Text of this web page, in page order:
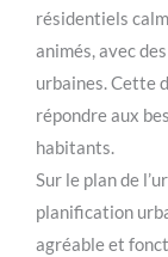
résidentiels
animés, avec
urbaines. Cette
répondre aux
habitants.
Sur le plan de
planification
agréable et